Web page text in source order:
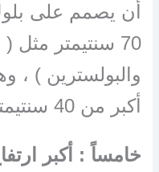
أن يصمم على
70 سنتيمتر مثل
والبولسترين ) ،
أكبر من 40 سنتيمتر .
خامساً : أكبر